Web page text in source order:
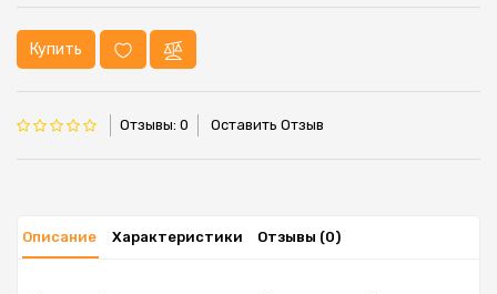
Купить
Отзывы: 0 Оставить Отзыв
Описание Характеристики Отзывы (0)